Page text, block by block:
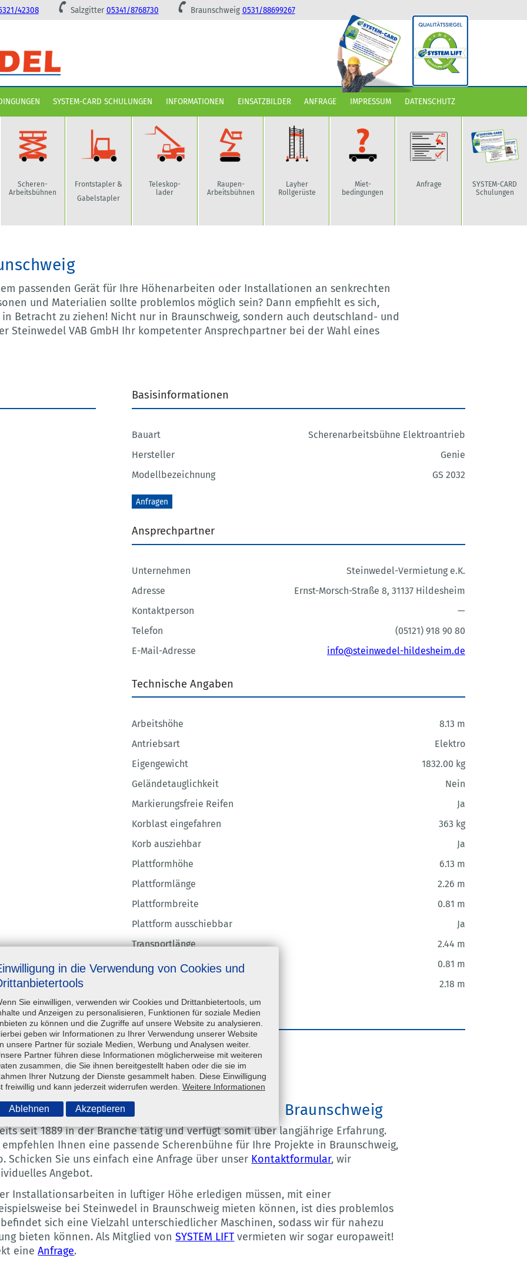
42308 Salzgitter 05341/8768730 Braunschweig 0531/88699267
SYSTEM-CARD SCHULUNGEN INFORMATIONEN EINSATZBILDER ANFRAGE IMPRESSUM DATENSCHUTZ
Scheren-
Arbeitsbühnen
Frontstapler &
Gabelstapler
Teleskop-
lader
Raupen-
Arbeitsbühnen
Layher
Rollgerüste
Miet-
bedingungen
Anfrage
SYSTEM-CARD
Schulungen
passenden Gerät für Ihre Höhenarbeiten oder Installationen an senkrechten
und Materialien sollte problemlos möglich sein? Dann empfiehlt es sich,
Betracht zu ziehen! Nicht nur in Braunschweig, sondern auch deutschland- und
Steinwedel VAB GmbH Ihr kompetenter Ansprechpartner bei der Wahl eines
Basisinformationen
Bauart
Scherenarbeitsbühne Elektroantrieb
Hersteller
Genie
Modellbezeichnung
GS 2032
Anfragen
Ansprechpartner
Unternehmen
Steinwedel-Vermietung e.K.
Adresse
Ernst-Morsch-Straße 8, 31137 Hildesheim
Kontaktperson
—
Telefon
(05121) 918 90 80
E-Mail-Adresse
info@steinwedel-hildesheim.de
Technische Angaben
Arbeitshöhe
8.13 m
Antriebsart
Elektro
Eigengewicht
1832.00 kg
Geländetauglichkeit
Nein
Markierungsfreie Reifen
Ja
Korblast eingefahren
363 kg
Korb ausziehbar
Ja
Plattformhöhe
6.13 m
Plattformlänge
2.26 m
Plattformbreite
0.81 m
Plattform ausschiebbar
Ja
Transportlänge
2.44 m
Transportbreite
0.81 m
2.18 m
Dokumente
datenblatt
Scherenarbeitsbühnenvermietung in Braunschweig
seit 1889 in der Branche tätig und verfügt somit über langjährige Erfahrung.
Ihnen eine passende Scherenbühne für Ihre Projekte in Braunschweig,
Schicken Sie uns einfach eine Anfrage über unser Kontaktformular, wir
Angebot.
Installationsarbeiten in luftiger Höhe erledigen müssen, mit einer
bei Steinwedel in Braunschweig mieten können, ist dies problemlos
sich eine Vielzahl unterschiedlicher Maschinen, sodass wir für nahezu
bieten können. Als Mitglied vonSYSTEM LIFT vermieten wir sogar europaweit!
eineAnfrage.
in die Verwendung von Cookies und
Sie einwilligen, verwenden wir Cookies und Drittanbietertools, um
und Anzeigen zu personalisieren, Funktionen für soziale Medien
zu können und die Zugriffe auf unsere Website zu analysieren.
geben wir Informationen zu Ihrer Verwendung unserer Website
unsere Partner für soziale Medien, Werbung und Analysen weiter.
Partner führen diese Informationen möglicherweise mit weiteren
zusammen, die Sie ihnen bereitgestellt haben oder die sie im
Ihrer Nutzung der Dienste gesammelt haben. Diese Einwilligung
freiwillig und kann jederzeit widerrufen werden. Weitere Informationen
Ablehnen Akzeptieren